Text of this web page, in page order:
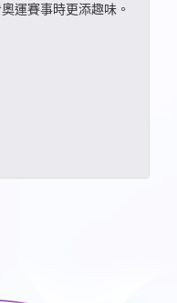
運賽事時更添趣味。